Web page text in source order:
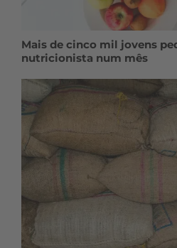
Mais de cinco mil jovens
nutricionista num mês